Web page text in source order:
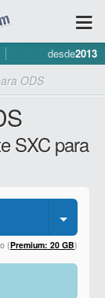
desde2013
ODS
SXC para
(Premium: 20 GB)